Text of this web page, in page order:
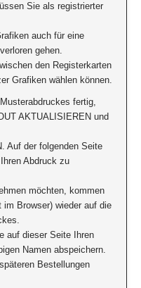
Sie als registrierter
auch für eine
gehen.
den Registerkarten
Grafiken wählen können.
fertig,
AKTUALISIEREN und
Auf der folgenden Seite
Abdruck zu
möchten, kommen
Browser) wieder auf die
auf dieser Seite Ihren
Namen abspeichern.
Bestellungen